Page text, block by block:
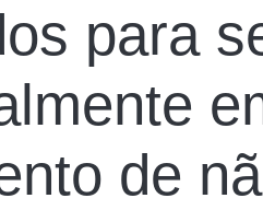
para
de